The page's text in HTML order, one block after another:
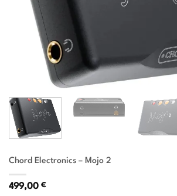
Chord Electronics – Mojo 2
499,00 €